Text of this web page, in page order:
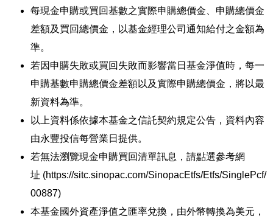
每現金申購或買回基數之實際申購總價金、申購總價金
差額及買回總價金，以基金經理公司通知給付之金額為
準。
若因申購失敗或買回失敗而影響當日基金淨值時，每一
申購基數申購總價金差額以及實際申購總價金，將以最
新資料為準。
以上資料係依據本基金之信託契約規定公告，資料內容
由永豐投信每營業日提供。
若無法瀏覽現金申購買回清單訊息，請點選參考網
址 (https://sitc.sinopac.com/SinopacEtfs/Etfs/SinglePcf/
00887)
本基金國外資產淨值之匯率兌換，由外幣轉換為美元，